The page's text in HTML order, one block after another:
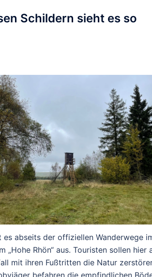
Schildern sieht es so
es abseits der offiziellen Wanderwege
„Hohe Rhön“ aus. Touristen sollen hier
mit ihren Fußtritten die Natur
befahren die empfindlichen